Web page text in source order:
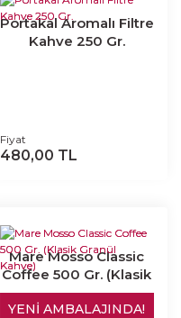
Portakal Aromalı Filtre
Kahve 250 Gr.
Fiyat
480,00 TL
Mare Mosso Classic
Coffee 500 Gr. (Klasik
Granül Kahve)
YENİ AMBALAJINDA!